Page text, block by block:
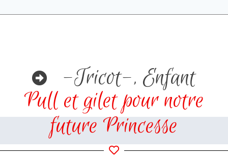
-Tricot-, Enfant
Pull et gilet pour notre
future Princesse